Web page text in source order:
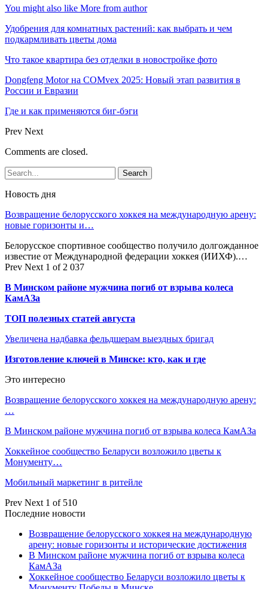
You might also like More from author
Удобрения для комнатных растений: как выбрать и чем
подкармливать цветы дома
Что такое квартира без отделки в новостройке фото
Dongfeng Motor на COMvex 2025: Новый этап развития в
России и Евразии
Где и как применяются биг-бэги
Prev Next
Comments are closed.
Новость дня
Возвращение белорусского хоккея на международную арену:
новые горизонты и…
Белорусское спортивное сообщество получило долгожданное
известие от Международной федерации хоккея (ИИХФ).…
Prev Next 1 of 2 037
В Минском районе мужчина погиб от взрыва колеса
КамАЗа
ТОП полезных статей августа
Увеличена надбавка фельдшерам выездных бригад
Изготовление ключей в Минске: кто, как и где
Это интересно
Возвращение белорусского хоккея на международную арену:
…
В Минском районе мужчина погиб от взрыва колеса КамАЗа
Хоккейное сообщество Беларуси возложило цветы к
Монументу…
Мобильный маркетинг в ритейле
Prev Next 1 of 510
Последние новости
Возвращение белорусского хоккея на международную
арену: новые горизонты и исторические достижения
В Минском районе мужчина погиб от взрыва колеса
КамАЗа
Хоккейное сообщество Беларуси возложило цветы к